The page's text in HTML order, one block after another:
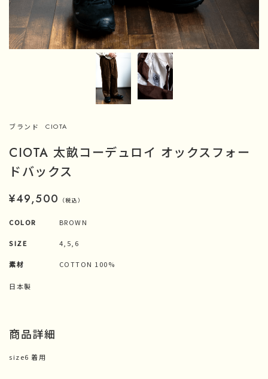
ブランド CIOTA
CIOTA 太畝コーデュロイ オックスフォー
ドバックス
¥49,500 （税込）
COLOR BROWN
SIZE 4,5,6
素材 COTTON 100%
日本製
商品詳細
size6 着用